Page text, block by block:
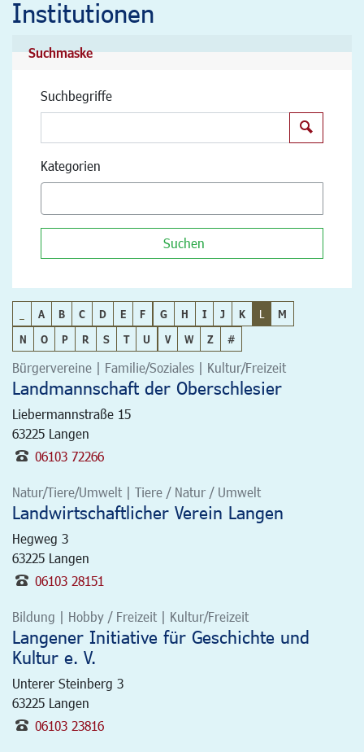
Institutionen
Suchmaske
Suchbegriffe
Kategorien
Suchen
A B C D E F G H I J K L
M
N
O P R S T U V W Z #
Bürgervereine | Familie/Soziales | Kultur/Freizeit
Landmannschaft der Oberschlesier
Liebermannstraße 15
63225 Langen
06103 72266
Natur/Tiere/Umwelt | Tiere / Natur / Umwelt
Landwirtschaftlicher Verein Langen
Hegweg 3
63225 Langen
06103 28151
Bildung | Hobby / Freizeit | Kultur/Freizeit
Langener Initiative für Geschichte und
Kultur e. V.
Unterer Steinberg 3
63225 Langen
06103 23816